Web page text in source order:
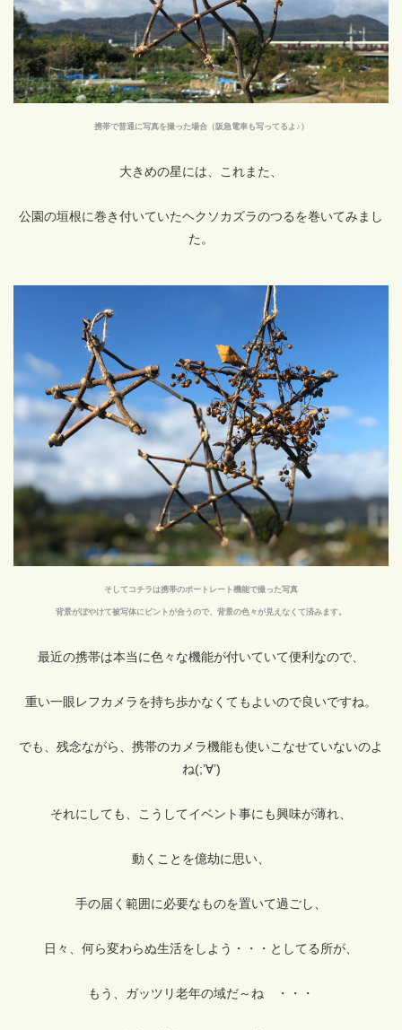
携帯で普通に写真を撮った場合（阪急電車も写ってるよ♪）
大きめの星には、これまた、
公園の垣根に巻き付いていたヘクソカズラのつるを巻いてみまし
た。
そしてコチラは携帯のポートレート機能で撮った写真
背景がぼやけて被写体にピントが合うので、背景の色々が見えなくて済みます。
最近の携帯は本当に色々な機能が付いていて便利なので、
重い一眼レフカメラを持ち歩かなくてもよいので良いですね。
でも、残念ながら、携帯のカメラ機能も使いこなせていないのよ
ね(;’∀’)
それにしても、こうしてイベント事にも興味が薄れ、
動くことを億劫に思い、
手の届く範囲に必要なものを置いて過ごし、
日々、何ら変わらぬ生活をしよう・・・としてる所が、
もう、ガッツリ老年の域だ～ね ・・・